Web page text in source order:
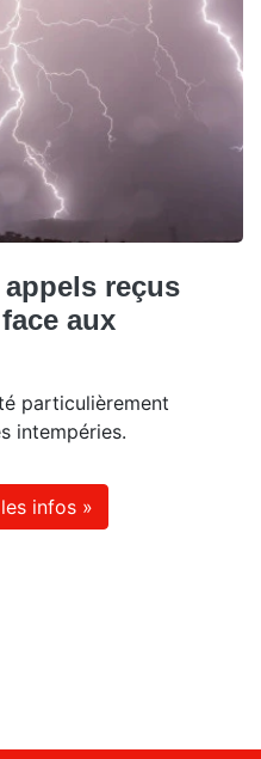
appels reçus
aux
particulièrement
intempéries.
infos »